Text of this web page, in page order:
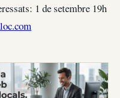
1 de setembre 19h